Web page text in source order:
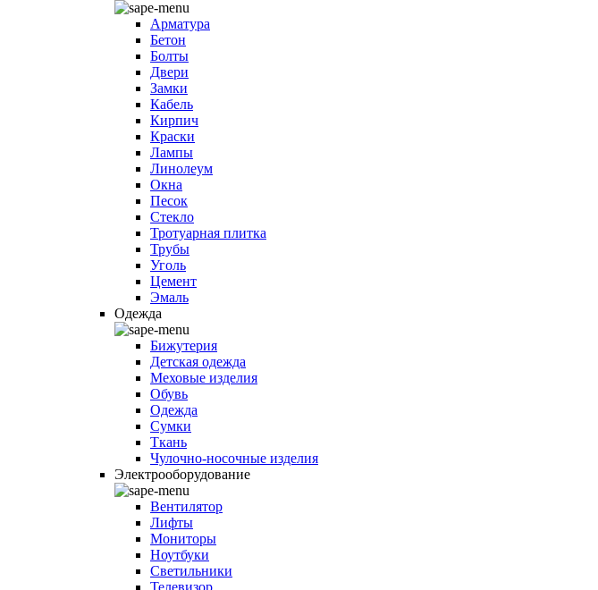
Арматура
Бетон
Болты
Двери
Замки
Кабель
Кирпич
Краски
Лампы
Линолеум
Окна
Песок
Стекло
Тротуарная плитка
Трубы
Уголь
Цемент
Эмаль
Одежда
Бижутерия
Детская одежда
Меховые изделия
Обувь
Одежда
Сумки
Ткань
Чулочно-носочные изделия
Электрооборудование
Вентилятор
Лифты
Мониторы
Ноутбуки
Светильники
Телевизор